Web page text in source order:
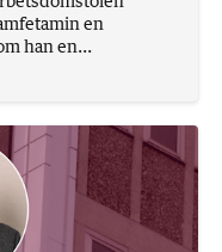
en
han en...